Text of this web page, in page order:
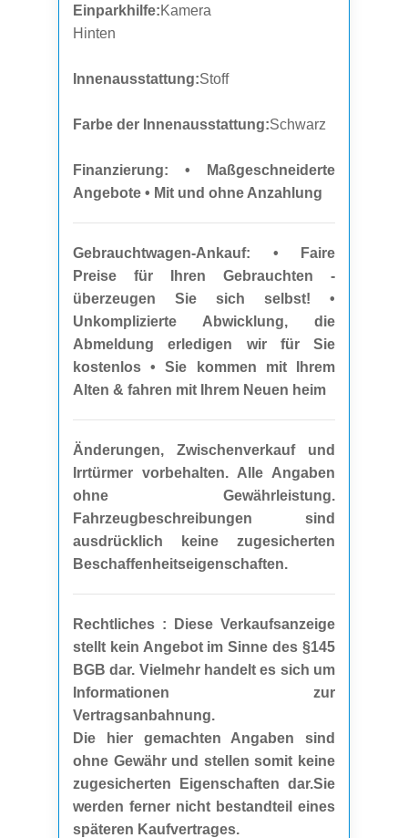
Einparkhilfe:Kamera
Hinten
Innenausstattung:Stoff
Farbe der Innenausstattung:Schwarz
Finanzierung: • Maßgeschneiderte
Angebote • Mit und ohne Anzahlung
Gebrauchtwagen-Ankauf: • Faire
Preise für Ihren Gebrauchten -
überzeugen Sie sich selbst! •
Unkomplizierte Abwicklung, die
Abmeldung erledigen wir für Sie
kostenlos • Sie kommen mit Ihrem
Alten & fahren mit Ihrem Neuen heim
Änderungen, Zwischenverkauf und
Irrtürmer vorbehalten. Alle Angaben
ohne Gewährleistung.
Fahrzeugbeschreibungen sind
ausdrücklich keine zugesicherten
Beschaffenheitseigenschaften.
Rechtliches : Diese Verkaufsanzeige
stellt kein Angebot im Sinne des §145
BGB dar. Vielmehr handelt es sich um
Informationen zur
Vertragsanbahnung.
Die hier gemachten Angaben sind
ohne Gewähr und stellen somit keine
zugesicherten Eigenschaften dar.Sie
werden ferner nicht bestandteil eines
späteren Kaufvertrages.